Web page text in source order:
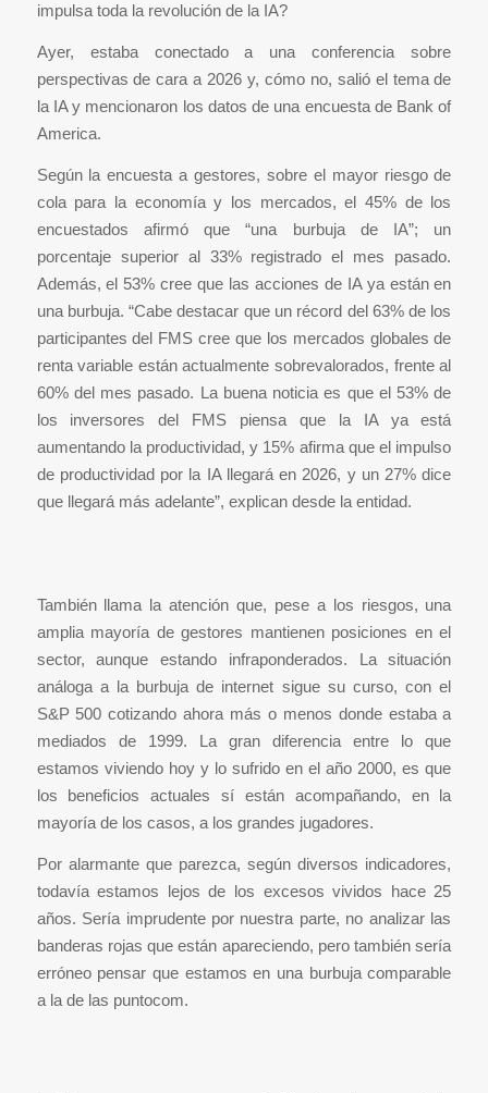
impulsa toda la revolución de la IA?
Ayer, estaba conectado a una conferencia sobre
perspectivas de cara a 2026 y, cómo no, salió el tema de
la IA y mencionaron los datos de una encuesta de Bank of
America.
Según la encuesta a gestores, sobre el mayor riesgo de
cola para la economía y los mercados, el 45% de los
encuestados afirmó que “una burbuja de IA”; un
porcentaje superior al 33% registrado el mes pasado.
Además, el 53% cree que las acciones de IA ya están en
una burbuja. “Cabe destacar que un récord del 63% de los
participantes del FMS cree que los mercados globales de
renta variable están actualmente sobrevalorados, frente al
60% del mes pasado. La buena noticia es que el 53% de
los inversores del FMS piensa que la IA ya está
aumentando la productividad, y 15% afirma que el impulso
de productividad por la IA llegará en 2026, y un 27% dice
que llegará más adelante”, explican desde la entidad.
También llama la atención que, pese a los riesgos, una
amplia mayoría de gestores mantienen posiciones en el
sector, aunque estando infraponderados. La situación
análoga a la burbuja de internet sigue su curso, con el
S&P 500 cotizando ahora más o menos donde estaba a
mediados de 1999. La gran diferencia entre lo que
estamos viviendo hoy y lo sufrido en el año 2000, es que
los beneficios actuales sí están acompañando, en la
mayoría de los casos, a los grandes jugadores.
Por alarmante que parezca, según diversos indicadores,
todavía estamos lejos de los excesos vividos hace 25
años. Sería imprudente por nuestra parte, no analizar las
banderas rojas que están apareciendo, pero también sería
erróneo pensar que estamos en una burbuja comparable
a la de las puntocom.